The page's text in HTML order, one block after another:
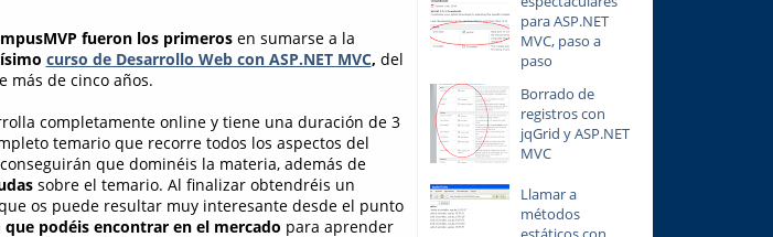
fueron los primerosen sumarse a la
curso de Desarrollo Web con ASP.NET MVC, del
más de cinco años.
completamente online y tiene una duración de 3
temario que recorre todos los aspectos del
que dominéis la materia, además de
sobre el temario. Al finalizar obtendréis un
os puede resultar muy interesante desde el punto
podéis encontrar en el mercado para aprender
para ASP.NET
MVC, paso a
paso
Borrado de
registros con
jqGrid y ASP.NET
MVC
Llamar a
métodos